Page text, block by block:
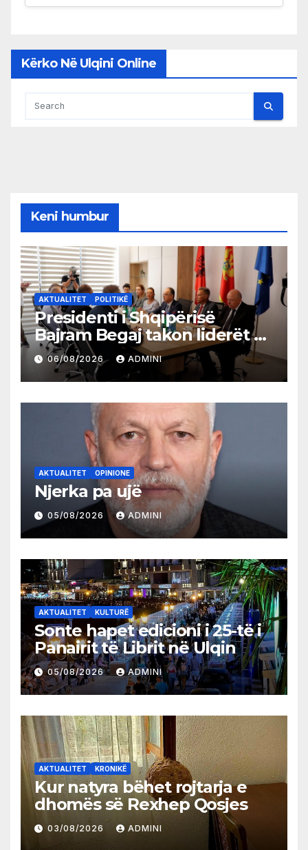
Kërko Në Ulqini Online
Keni humbur
AKTUALITET POLITIKË
Presidenti i Shqipërisë
Bajram Begaj takon liderët e
partive shqiptare në Ulqin
06/08/2026 ADMINI
AKTUALITET OPINIONE
Njerka pa ujë
05/08/2026 ADMINI
AKTUALITET KULTURË
Sonte hapet edicioni i 25-të i
Panairit të Librit në Ulqin
05/08/2026 ADMINI
AKTUALITET KRONIKË
Kur natyra bëhet rojtarja e
dhomës së Rexhep Qosjes
03/08/2026 ADMINI